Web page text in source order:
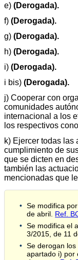
e) (Derogada).
f) (Derogada).
g) (Derogada).
h) (Derogada).
i) (Derogada).
i bis) (Derogada).
j) Cooperar con
comunidades
internacional a los
los respectivos
k) Ejercer todas las
cumplimiento de
que se dicten en
también las
mencionadas que
Se modifica
de abril. Ref.
Se modifica el
3/2015, de 11
Se derogan
apartado i) por